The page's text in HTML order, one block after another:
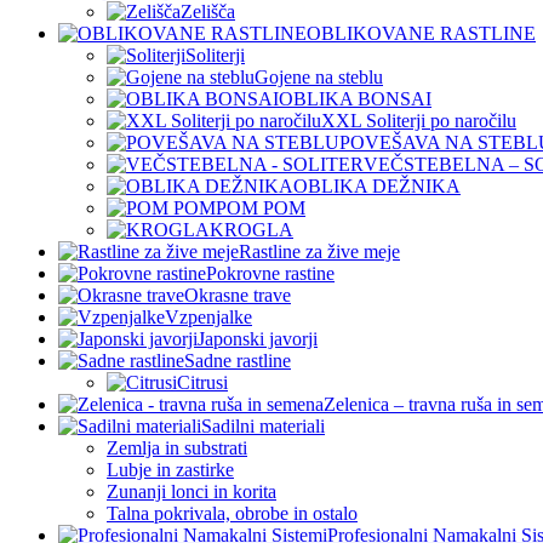
Zelišča
OBLIKOVANE RASTLINE
Soliterji
Gojene na steblu
OBLIKA BONSAI
XXL Soliterji po naročilu
POVEŠAVA NA
VEČSTEBELNA –
OBLIKA DEŽNIKA
POM POM
KROGLA
Rastline za žive meje
Pokrovne rastine
Okrasne trave
Vzpenjalke
Japonski javorji
Sadne rastline
Citrusi
Zelenica – travna ruša in
Sadilni materiali
Zemlja in substrati
Lubje in zastirke
Zunanji lonci in korita
Talna pokrivala, obrobe in ostalo
Profesionalni Namakalni